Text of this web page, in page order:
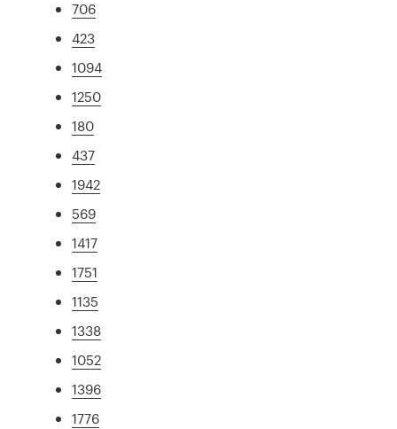
706
423
1094
1250
180
437
1942
569
1417
1751
1135
1338
1052
1396
1776